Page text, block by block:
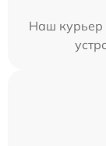
Наш курьер